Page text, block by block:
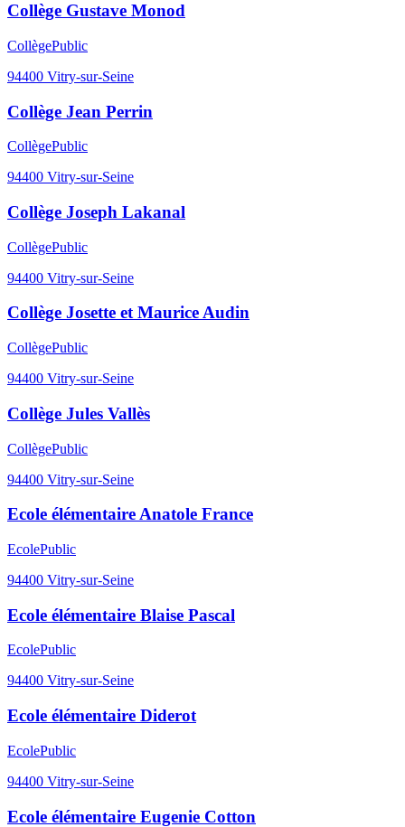
Collège Gustave Monod
CollègePublic
94400 Vitry-sur-Seine
Collège Jean Perrin
CollègePublic
94400 Vitry-sur-Seine
Collège Joseph Lakanal
CollègePublic
94400 Vitry-sur-Seine
Collège Josette et Maurice Audin
CollègePublic
94400 Vitry-sur-Seine
Collège Jules Vallès
CollègePublic
94400 Vitry-sur-Seine
Ecole élémentaire Anatole France
EcolePublic
94400 Vitry-sur-Seine
Ecole élémentaire Blaise Pascal
EcolePublic
94400 Vitry-sur-Seine
Ecole élémentaire Diderot
EcolePublic
94400 Vitry-sur-Seine
Ecole élémentaire Eugenie Cotton